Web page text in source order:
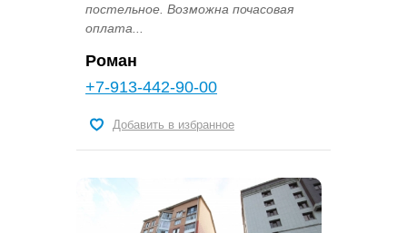
постельное. Возможна почасовая
оплата...
Роман
+7-913-442-90-00
Добавить в избранное